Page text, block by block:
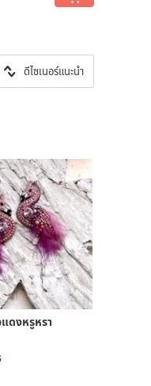
ดีไซเนอร์แนะนำ
ดงหรูหรา